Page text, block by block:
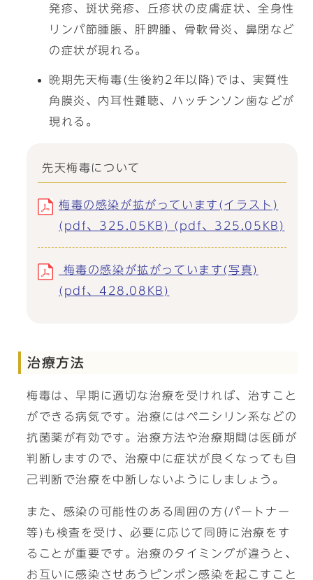
発疹、斑状発疹、丘疹状の皮膚症状、全身性
リンパ節腫脹、肝脾腫、骨軟骨炎、鼻閉など
の症状が現れる。
晩期先天梅毒(生後約2年以降)では、実質性
角膜炎、内耳性難聴、ハッチンソン歯などが
現れる。
先天梅毒について
梅毒の感染が拡がっています(イラスト)
(pdf、325.05KB) (pdf、325.05KB)
梅毒の感染が拡がっています(写真)
(pdf、428.08KB)
治療方法
梅毒は、早期に適切な治療を受ければ、治すこと
ができる病気です。治療にはペニシリン系などの
抗菌薬が有効です。治療方法や治療期間は医師が
判断しますので、治療中に症状が良くなっても自
己判断で治療を中断しないようにしましょう。
また、感染の可能性のある周囲の方(パートナー
等)も検査を受け、必要に応じて同時に治療をす
ることが重要です。治療のタイミングが違うと、
お互いに感染させあうピンポン感染を起こすこと